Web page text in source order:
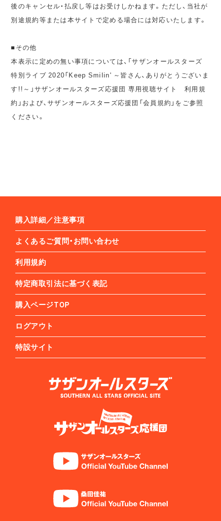
後のキャンセル・払戻し等はお受けしかねます。ただし、当社が
別途規約等または本サイトで定める場合には対応いたします。
■その他
本表示に定めの無い事項については、「サザンオールスターズ
特別ライブ 2020「Keep Smilin' ～皆さん、ありがとうございま
す!!～」サザンオールスターズ応援団 専用視聴サイト 利用規
約」および、サザンオールスターズ応援団「会員規約」をご参照
ください。
購入詳細／注意事項
よくあるご質問・お問い合わせ
利用規約
特定商取引法に基づく表記
購入ページTOP
ログアウト
特設サイト